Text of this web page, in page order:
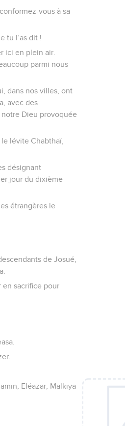
vous à sa
tu l’as dit !
ici en plein air.
parmi nous
dans nos villes, ont
avec des
notre Dieu provoquée
lévite Chabthaï,
désignant
jour du dixième
étrangères le
de Josué,
en sacrifice pour
Eléazar, Malkiya